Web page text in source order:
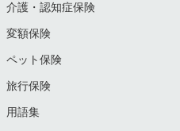
介護・認知症保険
変額保険
ペット保険
旅行保険
用語集